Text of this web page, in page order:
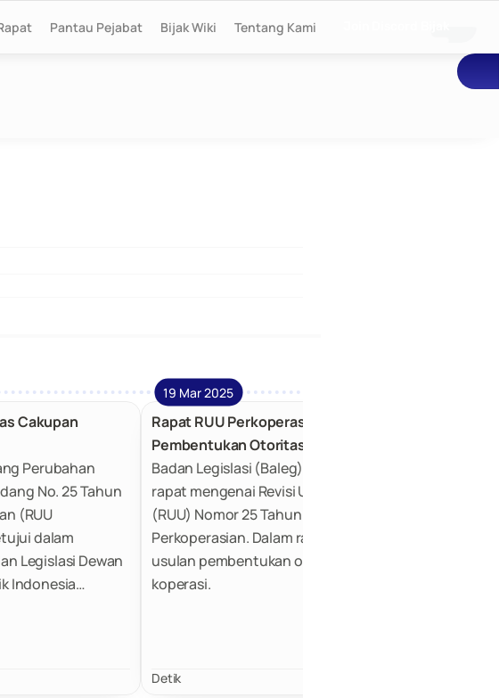
Cakupan
Perubahan
No. 25 Tahun
(RUU
dalam
Legislasi Dewan
Indonesia
Perkoperasian
19 Mar 2025
Rapat RUU Perkoperasian, Baleg DPR Usul
Pembentukan Otoritas Pengawas Koperasi
Badan Legislasi (Baleg) DPR RI menggelar
rapat mengenai Revisi Undang-Undang
(RUU) Nomor 25 Tahun 1992 tentang
Perkoperasian. Dalam rapat ini, muncul
usulan pembentukan otoritas pengawas
koperasi.
Detik
Pantau Pejabat Bijak Wiki Tentang Kami